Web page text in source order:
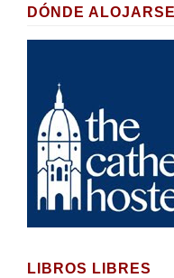
DÓNDE
LIBROS LIBRES